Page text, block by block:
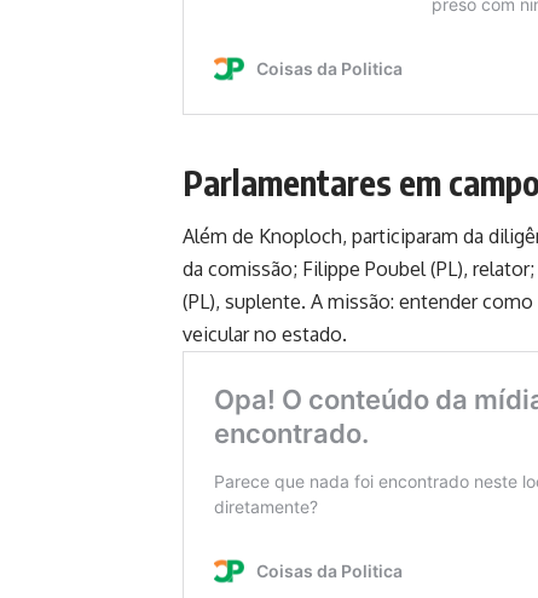
Parlamentares em campo
Além de Knoploch, participaram da
da comissão; Filippe Poubel (PL),
(PL), suplente. A missão: entender
veicular no estado.